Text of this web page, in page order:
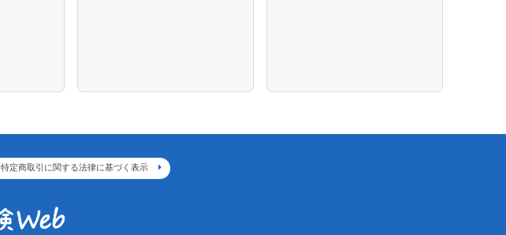
特定商取引に関する法律に基づく表示